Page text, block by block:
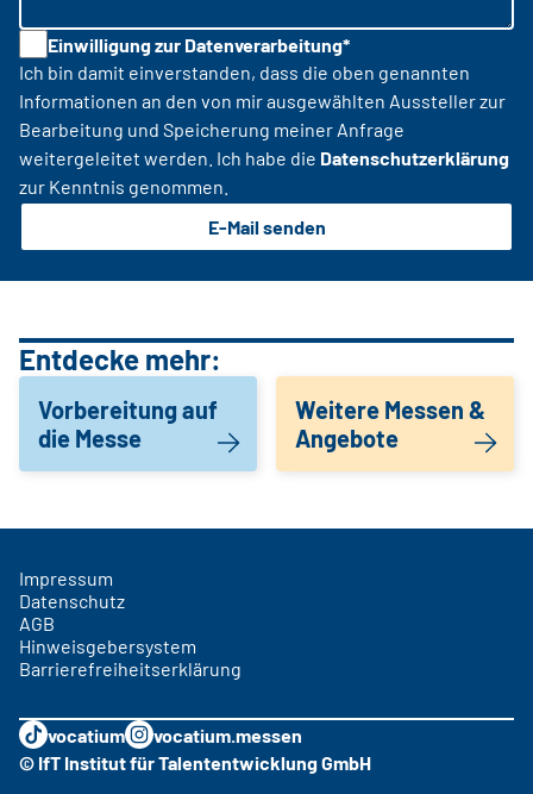
Einwilligung zur Datenverarbeitung*
Ich bin damit einverstanden, dass die oben genannten
Informationen an den von mir ausgewählten Aussteller zur
Bearbeitung und Speicherung meiner Anfrage
weitergeleitet werden. Ich habe die Datenschutzerklärung
zur Kenntnis genommen.
E-Mail senden
Entdecke mehr:
Vorbereitung auf
die Messe
Weitere Messen &
Angebote
Impressum
Datenschutz
AGB
Hinweisgebersystem
Barrierefreiheitserklärung
vocatium
vocatium.messen
© IfT Institut für Talententwicklung GmbH